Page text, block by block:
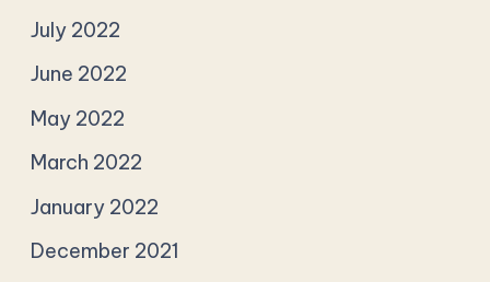
July 2022
June 2022
May 2022
March 2022
January 2022
December 2021